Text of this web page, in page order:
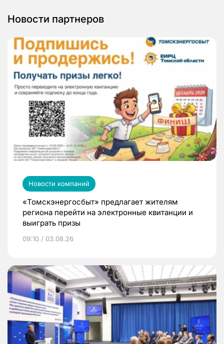
Новости партнеров
Новости компаний
«Томскэнергосбыт» предлагает жителям
региона перейти на электронные квитанции и
выиграть призы
09:10 / 03.08.26